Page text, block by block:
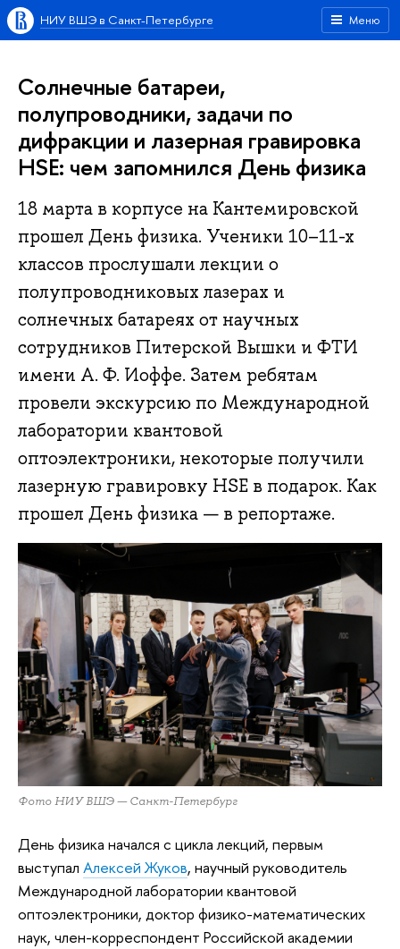
Меню
НИУ ВШЭ в Санкт-Петербурге
Солнечные батареи,
полупроводники, задачи по
дифракции и лазерная гравировка
HSE: чем запомнился День физика
18 марта в корпусе на Кантемировской
прошел День физика. Ученики 10–11-х
классов прослушали лекции о
полупроводниковых лазерах и
солнечных батареях от научных
сотрудников Питерской Вышки и ФТИ
имени А. Ф. Иоффе. Затем ребятам
провели экскурсию по Международной
лаборатории квантовой
оптоэлектроники, некоторые получили
лазерную гравировку HSE в подарок. Как
прошел День физика — в репортаже.
Фото НИУ ВШЭ — Санкт-Петербург
День физика начался с цикла лекций, первым
выступал Алексей Жуков, научный руководитель
Международной лаборатории квантовой
оптоэлектроники, доктор физико-математических
наук, член-корреспондент Российской академии